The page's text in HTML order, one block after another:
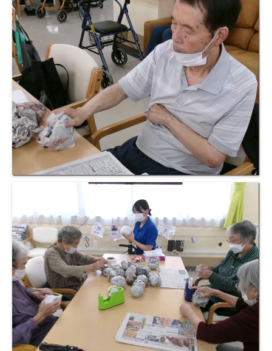
デイケアブログ
健康診断
浜松とよおか病院 健康管理センター
豊橋元町病院 健康管理センター